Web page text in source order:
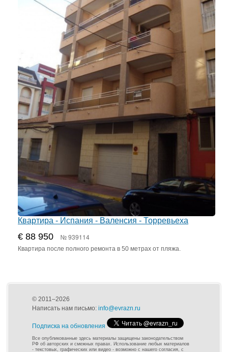
Квартира - Испания - Валенсия - Торревьеха
€ 88 950 № 939114
Квартира после полного ремонта в 50 метрах от пляжа.
© 2011–2026
Написать нам письмо: info@evrazn.ru
Подписка на обновления
Все опубликованные здесь материалы защищены законодательством
РФ об авторских и смежных правах. Использование любых материалов
- текстовых, графических или видео - возможно с нашего согласия, с